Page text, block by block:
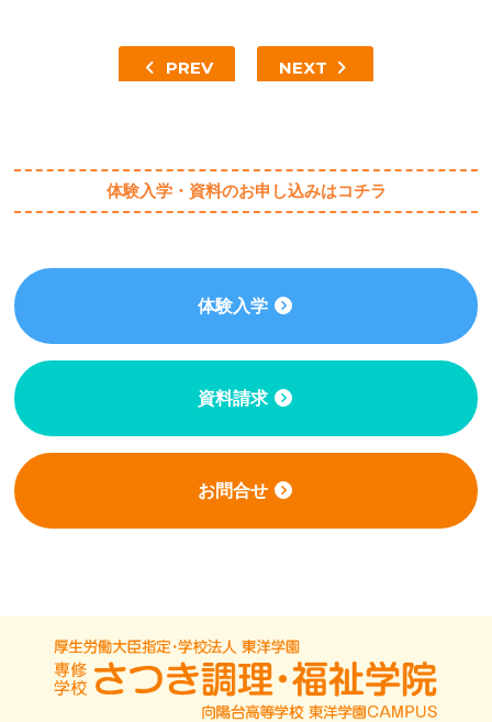
PREV NEXT
体験入学・資料のお申し込みはコチラ
体験入学
資料請求
お問合せ